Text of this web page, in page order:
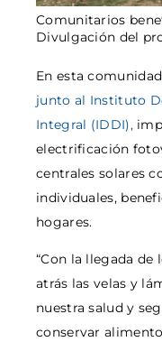
Comunitarios
Divulgación del
En esta
junto al Instituto
Integral (IDDI),
electrificación
centrales solares
individuales,
hogares.
“Con la llegada de
atrás las velas y
nuestra salud y
conservar